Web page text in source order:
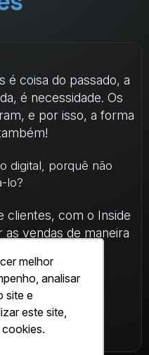
melhor
analisar
site e
este site,
é coisa do passado, a
é necessidade. Os
e por isso, a forma
digital, porquê não
lo?
clientes, com o Inside
vendas de maneira
agora